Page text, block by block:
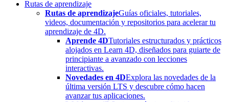
Rutas de aprendizaje
Rutas de aprendizajeGuías oficiales, tutoriales,
videos, documentación y repositorios para acelerar tu
aprendizaje de 4D.
Aprende 4DTutoriales estructurados y prácticos
alojados en Learn 4D, diseñados para guiarte de
principiante a avanzado con lecciones
interactivas.
Novedades en 4DExplora las novedades de la
última versión LTS y descubre cómo hacen
avanzar tus aplicaciones.